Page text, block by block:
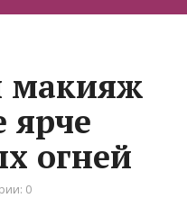
макияж
ярче
огней
0